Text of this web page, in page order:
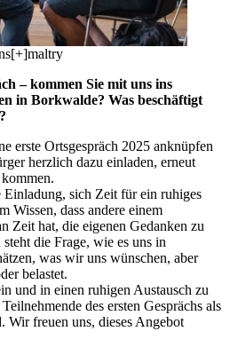
– kommen Sie mit uns ins
in Borkwalde? Was beschäftigt
erste Ortsgespräch 2025 anknüpfen
herzlich dazu einladen, erneut
sich Zeit für ein ruhiges
Wissen, dass andere einem
Zeit hat, die eigenen Gedanken zu
die Frage, wie es uns in
was wir uns wünschen, aber
belastet.
und in einen ruhigen Austausch zu
des ersten Gesprächs als
Wir freuen uns, dieses Angebot